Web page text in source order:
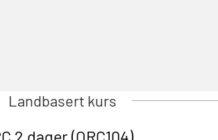
Landbasert kurs